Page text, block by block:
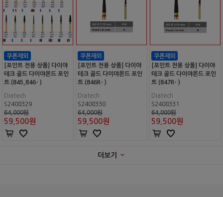
[포인트 전용 상품] 다이야
테크 골드 다이야몬드 포인
트 (845,846- )
Diatech
S2408329
64,000원
59,500원
[포인트 전용 상품] 다이야
테크 골드 다이야몬드 포인
트 (846R- )
Diatech
S2408330
64,000원
59,500원
[포인트 전용 상품] 다이야
테크 골드 다이야몬드 포인
트 (847R- )
Diatech
S2408331
64,000원
59,500원
더보기